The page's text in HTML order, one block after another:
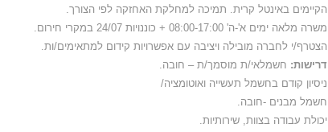
הקיימים באינטל קרית. תמיכה למחלקת האחזקה לפי הצורך.
משרה מלאה ימים א'-ה' 08:00-17:00 + כוננויות 24/07 במקרי חירום.
הצטרף/י לחברה מובילה ויציבה עם אפשרויות קידום למתאימים/ות.
דרישות: חשמלאי/ת מוסמך/ת – חובה.
ניסיון קודם בחשמל תעשייה ואוטומציה/
חשמל מבנים -חובה.
יכולת עבודה בצוות, שירותיות.